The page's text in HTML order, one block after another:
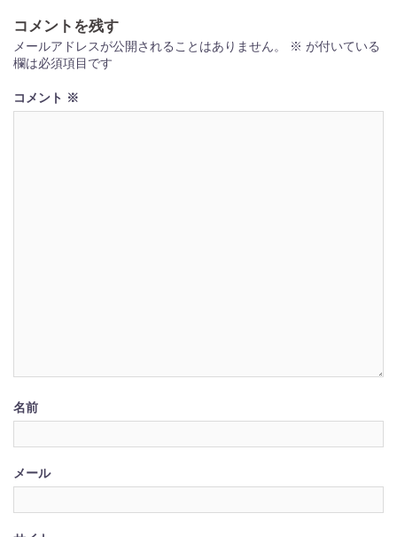
ゲ
ー
シ
ョ
コメントを残す
メールアドレスが公開されることはありません。 ※ が付いている
欄は必須項目です
コメント ※
名前
メール